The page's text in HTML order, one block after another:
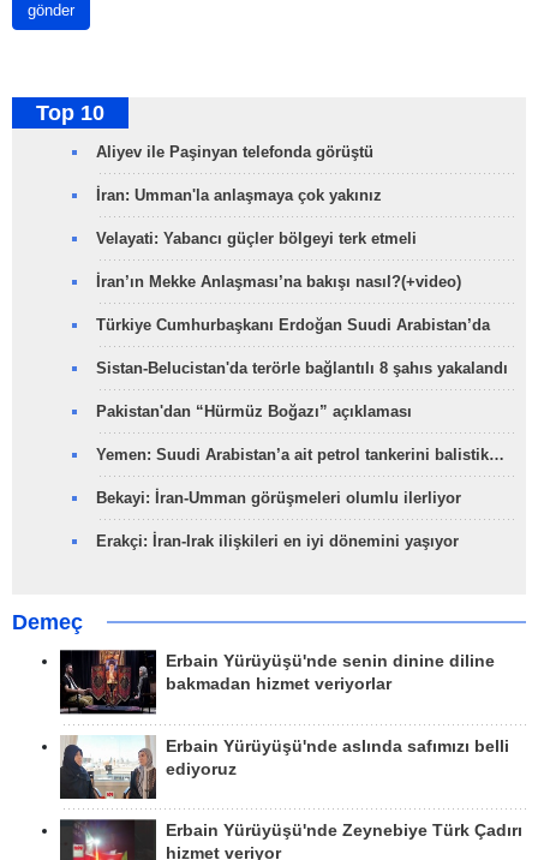
gönder
Top 10
Aliyev ile Paşinyan telefonda görüştü
İran: Umman'la anlaşmaya çok yakınız
Velayati: Yabancı güçler bölgeyi terk etmeli
İran’ın Mekke Anlaşması’na bakışı nasıl?(+video)
Türkiye Cumhurbaşkanı Erdoğan Suudi Arabistan’da
Sistan-Belucistan'da terörle bağlantılı 8 şahıs yakalandı
Pakistan'dan “Hürmüz Boğazı” açıklaması
Yemen: Suudi Arabistan’a ait petrol tankerini balistik…
Bekayi: İran-Umman görüşmeleri olumlu ilerliyor
Erakçi: İran-Irak ilişkileri en iyi dönemini yaşıyor
Demeç
Erbain Yürüyüşü'nde senin dinine diline
bakmadan hizmet veriyorlar
Erbain Yürüyüşü'nde aslında safımızı belli
ediyoruz
Erbain Yürüyüşü'nde Zeynebiye Türk Çadırı
hizmet veriyor